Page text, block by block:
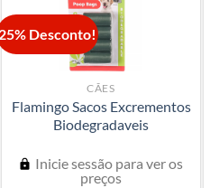
Desconto!
CÃES
Flamingo Sacos Excrementos
Biodegradaveis
Inicie sessão para ver os
preços